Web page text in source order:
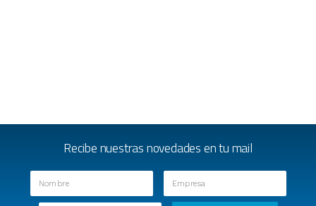
Recibe nuestras novedades en tu mail